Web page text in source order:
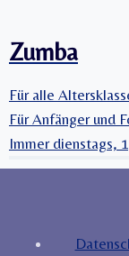
Zumba
Für alle
Für Anfänger und
Immer dienstags,